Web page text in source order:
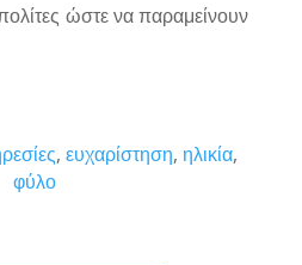
ώστε να παραμείνουν
,ευχαρίστηση, ηλικία,
φύλο